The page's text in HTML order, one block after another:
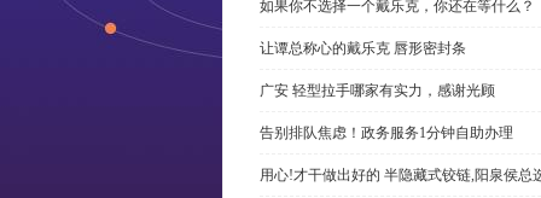
如果你不选择一个戴乐克，你还在等什么？
让谭总称心的戴乐克 唇形密封条
广安 轻型拉手哪家有实力，感谢光顾
告别排队焦虑！政务服务1分钟自助办理
用心!才干做出好的 半隐藏式铰链,阳泉侯总